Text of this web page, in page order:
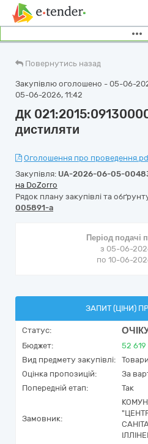
Повернутись назад
Закупівлю оголошено - 05-06-
05-06-2026, 11:42
ДК
дистиляти
Оголошення про
Закупівля: UA-2026-06-05-
на DoZorro
Рядок плану закупівлі та
005891-a
Період подачі
з 05-06-
по 10-06-
ЗАПИТ (ЦІНИ)
Статус:
Бюджет: 52 619
Вид предмету закупівлі:
Товари
Оцінка пропозицій:
За
Попередній етап:
Так
Замовник: